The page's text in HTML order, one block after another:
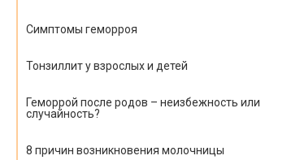
Симптомы геморроя
Тонзиллит у взрослых и детей
Геморрой после родов – неизбежность или
случайность?
8 причин возникновения молочницы